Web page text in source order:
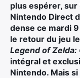
plus espérer, sur
Nintendo Direct
dense ce mardi
le retour du jeu
Legend of Zelda:
intégral et
Nintendo. Mais